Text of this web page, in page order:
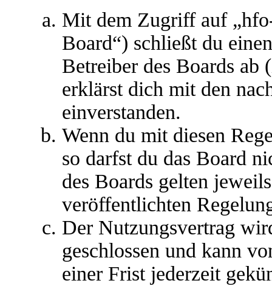
Mit dem Zugriff auf
Board“) schließt du
Betreiber des Boards ab
erklärst dich mit den
einverstanden.
Wenn du mit diesen
so darfst du das Board
des Boards gelten
veröffentlichten
Der Nutzungsvertrag
geschlossen und kann
einer Frist jederzeit